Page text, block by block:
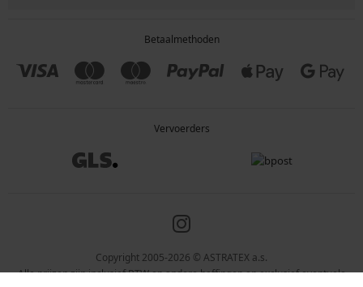
Betaalmethoden
Vervoerders
Copyright 2005-2026 © ASTRATEX a.s.
Alle prijzen zijn inclusief BTW en andere heffingen en exclusief eventuele